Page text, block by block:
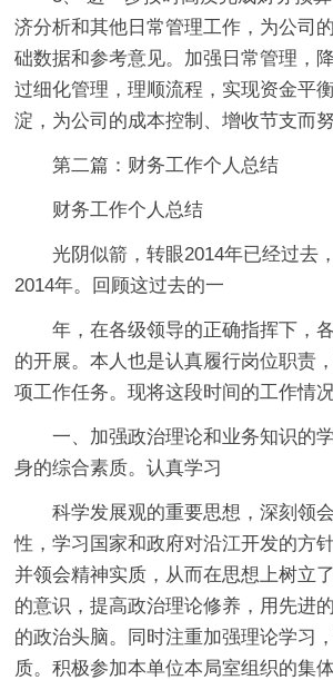
济分析和其他日常管理工作，为公司
础数据和参考意见。加强日常管理，
过细化管理，理顺流程，实现资金平
淀，为公司的成本控制、增收节支而努
第二篇：财务工作个人总结
财务工作个人总结
光阴似箭，转眼2014年已经过去
2014年。回顾这过去的一
年，在各级领导的正确指挥下，
的开展。本人也是认真履行岗位职责
项工作任务。现将这段时间的工作情
一、加强政治理论和业务知识的
身的综合素质。认真学习
科学发展观的重要思想，深刻领
性，学习国家和政府对沿江开发的方
并领会精神实质，从而在思想上树立
的意识，提高政治理论修养，用先进
的政治头脑。同时注重加强理论学习
质。积极参加本单位本局室组织的集